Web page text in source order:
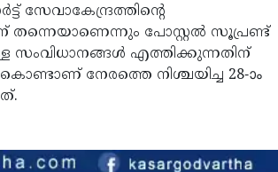
സേവാകേന്ദ്രത്തിന്റെ
തന്നെയാണെന്നും പോസ്റ്റല്‍ സൂപ്രണ്ട്
സംവിധാനങ്ങള്‍ എത്തിക്കുന്നതിന്
നേരത്തെ നിശ്ചയിച്ച 28-ാം